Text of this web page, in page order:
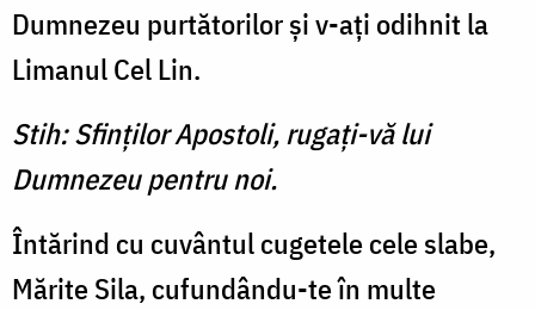
Dumnezeu purtătorilor şi v-aţi odihnit la
Limanul Cel Lin.
Stih: Sfinţilor Apostoli, rugaţi-vă lui
Dumnezeu pentru noi.
Întărind cu cuvântul cugetele cele slabe,
Mărite Sila, cufundându-te în multe